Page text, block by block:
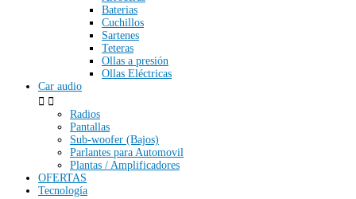
Baterias
Cuchillos
Sartenes
Teteras
Ollas a presión
Ollas Eléctricas
Car audio
 
Radios
Pantallas
Sub-woofer (Bajos)
Parlantes para Automovil
Plantas / Amplificadores
OFERTAS
Tecnología